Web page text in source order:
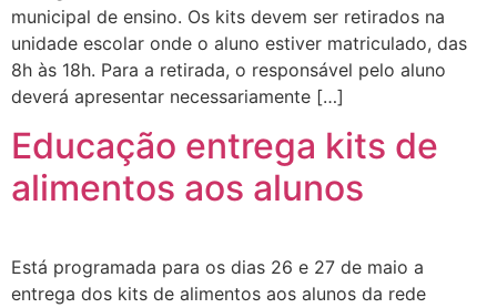
municipal de ensino. Os kits devem ser retirados na
unidade escolar onde o aluno estiver matriculado, das
8h às 18h. Para a retirada, o responsável pelo aluno
deverá apresentar necessariamente […]
Educação entrega kits de
alimentos aos alunos
Está programada para os dias 26 e 27 de maio a
entrega dos kits de alimentos aos alunos da rede